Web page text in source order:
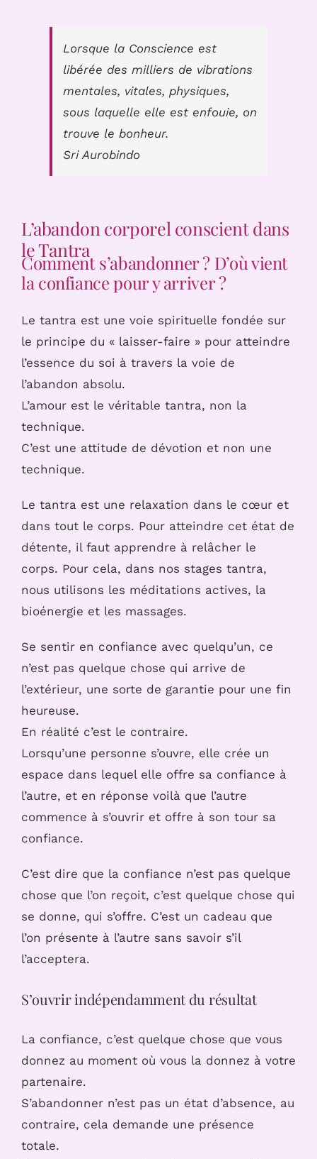
Lorsque la Conscience est
libérée des milliers de vibrations
mentales, vitales, physiques,
sous laquelle elle est enfouie, on
trouve le bonheur.
Sri Aurobindo
L’abandon corporel conscient dans
le Tantra
Comment s’abandonner ? D’où vient
la confiance pour y arriver ?
Le tantra est une voie spirituelle fondée sur
le principe du « laisser-faire » pour atteindre
l’essence du soi à travers la voie de
l’abandon absolu.
L’amour est le véritable tantra, non la
technique.
C’est une attitude de dévotion et non une
technique.
Le tantra est une relaxation dans le cœur et
dans tout le corps. Pour atteindre cet état de
détente, il faut apprendre à relâcher le
corps. Pour cela, dans nos stages tantra,
nous utilisons les méditations actives, la
bioénergie et les massages.
Se sentir en confiance avec quelqu’un, ce
n’est pas quelque chose qui arrive de
l’extérieur, une sorte de garantie pour une fin
heureuse.
En réalité c’est le contraire.
Lorsqu’une personne s’ouvre, elle crée un
espace dans lequel elle offre sa confiance à
l’autre, et en réponse voilà que l’autre
commence à s’ouvrir et offre à son tour sa
confiance.
C’est dire que la confiance n’est pas quelque
chose que l’on reçoit, c’est quelque chose qui
se donne, qui s’offre. C’est un cadeau que
l’on présente à l’autre sans savoir s’il
l’acceptera.
S’ouvrir indépendamment du résultat
La confiance, c’est quelque chose que vous
donnez au moment où vous la donnez à votre
partenaire.
S’abandonner n’est pas un état d’absence, au
contraire, cela demande une présence
totale.